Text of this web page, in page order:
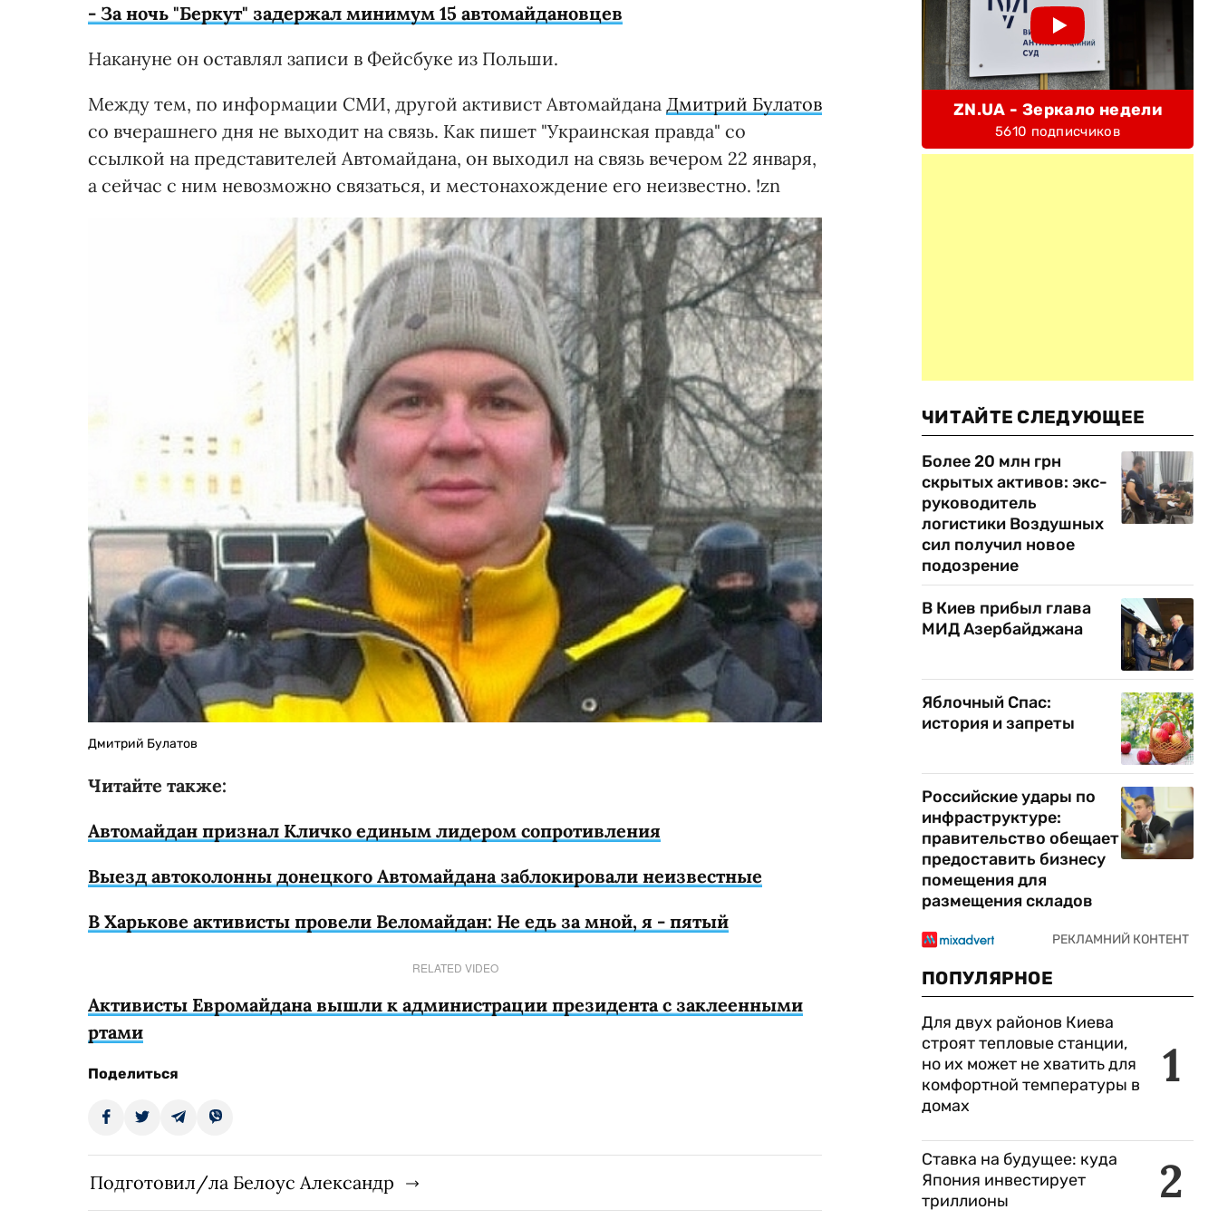
- За ночь "Беркут" задержал минимум 15 автомайдановцев
Накануне он оставлял записи в Фейсбуке из Польши.
Между тем, по информации СМИ, другой активист Автомайдана Дмитрий Булатов
со вчерашнего дня не выходит на связь. Как пишет "Украинская правда" со
ссылкой на представителей Автомайдана, он выходил на связь вечером 22 января,
а сейчас с ним невозможно связаться, и местонахождение его неизвестно. !zn
Дмитрий Булатов
Читайте также:
Автомайдан признал Кличко единым лидером сопротивления
Выезд автоколонны донецкого Автомайдана заблокировали неизвестные
В Харькове активисты провели Веломайдан: Не едь за мной, я - пятый
RELATED VIDEO
Активисты Евромайдана вышли к администрации президента с заклеенными
ртами
Поделиться
Подготовил/ла Белоус Александр
ZN.UA - Зеркало недели
5610 подписчиков
ЧИТАЙТЕ СЛЕДУЮЩЕЕ
Более 20 млн грн
скрытых активов: экс-
руководитель
логистики Воздушных
сил получил новое
подозрение
В Киев прибыл глава
МИД Азербайджана
Яблочный Спас:
история и запреты
Российские удары по
инфраструктуре:
правительство обещает
предоставить бизнесу
помещения для
размещения складов
ПОПУЛЯРНОЕ
1
Для двух районов Киева
строят тепловые станции,
но их может не хватить для
комфортной температуры в
домах
2
Ставка на будущее: куда
Япония инвестирует
триллионы